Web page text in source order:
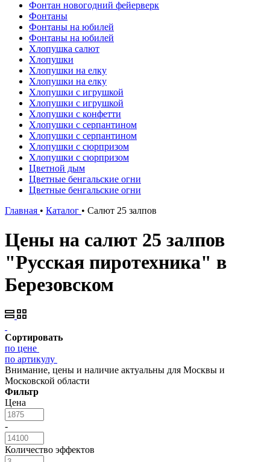
Фонтан новогодний фейерверк
Фонтаны
Фонтаны на юбилей
Фонтаны на юбилей
Хлопушка салют
Хлопушки
Хлопушки на елку
Хлопушки на елку
Хлопушки с игрушкой
Хлопушки с игрушкой
Хлопушки с конфетти
Хлопушки с серпантином
Хлопушки с серпантином
Хлопушки с сюрпризом
Хлопушки с сюрпризом
Цветной дым
Цветные бенгальские огни
Цветные бенгальские огни
Главная • Каталог • Салют 25 залпов
Цены на салют 25 залпов
"Русская пиротехника" в
Березовском
Сортировать
по цене
по артикулу
Внимание, цены и наличие актуальны для Москвы и
Московской области
Фильтр
Цена
-
Количество эффектов